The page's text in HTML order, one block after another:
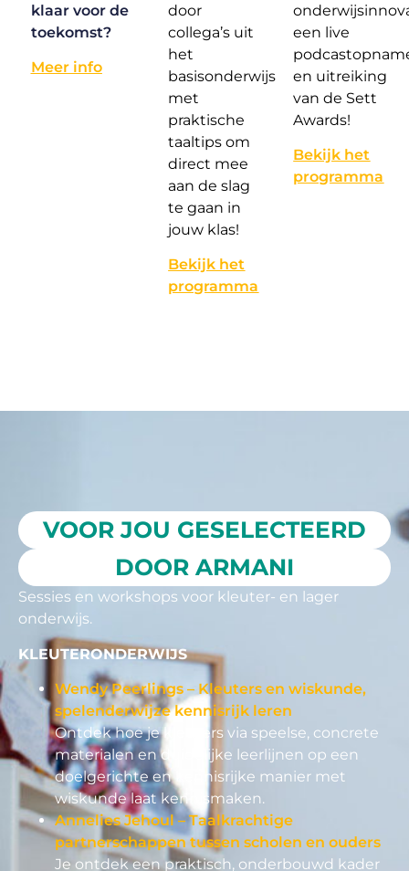
klaar voor de
toekomst?
Meer info
door
collega’s uit
het
basisonderwijs
met
praktische
taaltips om
direct mee
aan de slag
te gaan in
jouw klas!
Bekijk het
programma
een live
en uitreiking
van de Sett
Awards!
Bekijk het
programma
VOOR JOU GESELECTEERD
DOOR ARMANI
Sessies en workshops voor kleuter- en lager
onderwijs.
KLEUTERONDERWIJS
Wendy Peerlings – Kleuters en wiskunde,
spelenderwijze kennisrijk leren
Ontdek hoe je kleuters via speelse, concrete
materialen en duidelijke leerlijnen op een
doelgerichte en kennisrijke manier met
wiskunde laat kennismaken.
Annelies Jehoul – Taalkrachtige
partnerschappen tussen scholen en ouders
Je ontdek een praktisch, onderbouwd kader